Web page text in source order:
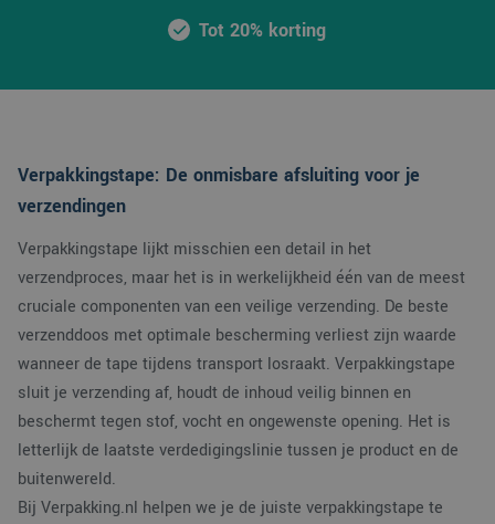
Tot 20% korting
Verpakkingstape: De onmisbare afsluiting voor je
verzendingen
Verpakkingstape lijkt misschien een detail in het
verzendproces, maar het is in werkelijkheid één van de meest
cruciale componenten van een veilige verzending. De beste
verzenddoos met optimale bescherming verliest zijn waarde
wanneer de tape tijdens transport losraakt. Verpakkingstape
sluit je verzending af, houdt de inhoud veilig binnen en
beschermt tegen stof, vocht en ongewenste opening. Het is
letterlijk de laatste verdedigingslinie tussen je product en de
buitenwereld.
Bij Verpakking.nl helpen we je de juiste verpakkingstape te